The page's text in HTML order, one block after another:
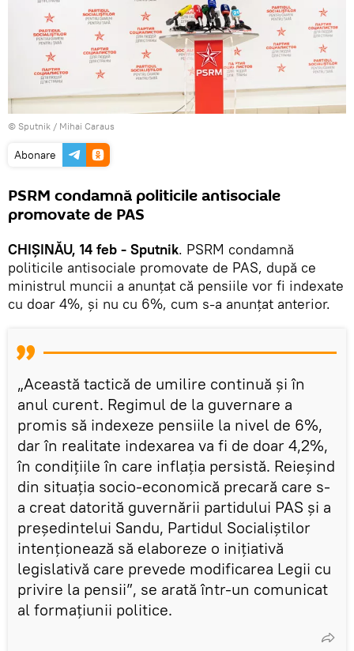
© Sputnik / Mihai Caraus
Abonare
PSRM condamnă politicile antisociale
promovate de PAS
CHIȘINĂU, 14 feb - Sputnik. PSRM condamnă
politicile antisociale promovate de PAS, după ce
ministrul muncii a anunțat că pensiile vor fi indexate
cu doar 4%, și nu cu 6%, cum s-a anunțat anterior.
„Această tactică de umilire continuă și în
anul curent. Regimul de la guvernare a
promis să indexeze pensiile la nivel de 6%,
dar în realitate indexarea va fi de doar 4,2%,
în condițiile în care inflația persistă. Reieșind
din situația socio-economică precară care s-
a creat datorită guvernării partidului PAS și a
președintelui Sandu, Partidul Socialiștilor
intenționează să elaboreze o inițiativă
legislativă care prevede modificarea Legii cu
privire la pensii”, se arată într-un comunicat
al formațiunii politice.